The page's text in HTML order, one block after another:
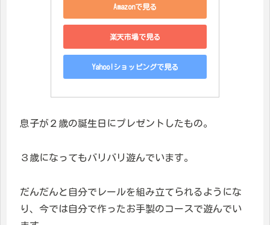
Amazonで見る
楽天市場で見る
Yahoo!ショッピングで見る
息子が２歳の誕生日にプレゼントしたもの。
３歳になってもバリバリ遊んでいます。
だんだんと自分でレールを組み立てられるようにな
り、今では自分で作ったお手製のコースで遊んでい